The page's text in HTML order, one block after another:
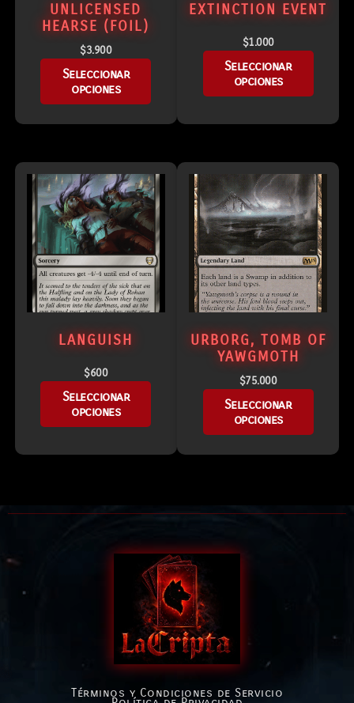
UNLICENSED
HEARSE (FOIL)
$3.900
Seleccionar
opciones
EXTINCTION EVENT
$1.000
Seleccionar
opciones
LANGUISH
$600
Seleccionar
opciones
URBORG, TOMB OF
YAWGMOTH
$75.000
Seleccionar
opciones
Términos y Condiciones de Servicio